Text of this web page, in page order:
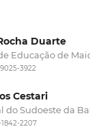
Duarte
Educação de
3922
Cestari
do Sudoeste da
2207